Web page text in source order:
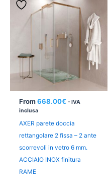
From 668.00€ - IVA
inclusa
AXER parete doccia
rettangolare 2 fissa – 2 ante
scorrevoli in vetro 6 mm.
ACCIAIO INOX finitura
RAME